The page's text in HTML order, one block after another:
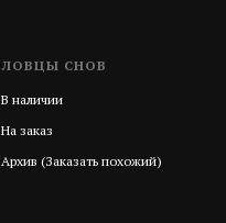
ЛОВЦЫ СНОВ
В наличии
На заказ
Архив (Заказать похожий)